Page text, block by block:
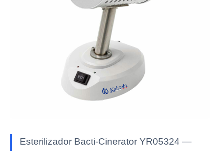
Esterilizador Bacti-Cinerator YR05324 —